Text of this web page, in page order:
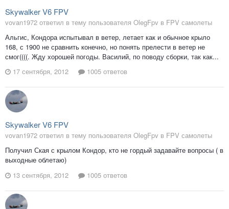
Skywalker V6 FPV
vovan1972 ответил в тему пользователя OlegFpv в FPV самолеты
Альгис, Кондора испытывал в ветер, летает как и обычное крыло
168, с 1900 не сравнить конечно, но понять прелести в ветер не
смог((((. Жду хорошей погоды. Василий, по поводу сборки, так как...
17 сентября, 2012
1005 ответов
Skywalker V6 FPV
vovan1972 ответил в тему пользователя OlegFpv в FPV самолеты
Получил Ская с крылом Кондор, кто не гордый задавайте вопросы ( в
выходные облетаю)
13 сентября, 2012
1005 ответов